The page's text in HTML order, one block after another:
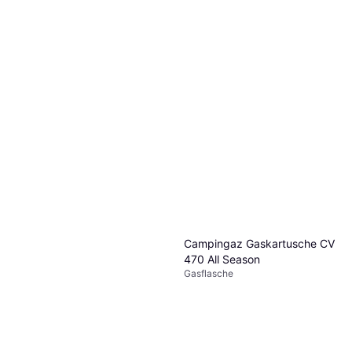
Campingaz Gaskartusche CV
470 All Season
Gasflasche